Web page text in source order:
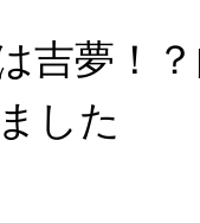
吉夢！
した